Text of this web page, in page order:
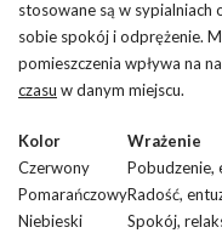
stosowane są w sypialniach
sobie spokój i odprężenie.
pomieszczenia wpływa na
czasu w danym miejscu.
Kolor Wrażenie
Czerwony
Pobudzenie,
PomarańczowyRadość,
Niebieski
Spokój,